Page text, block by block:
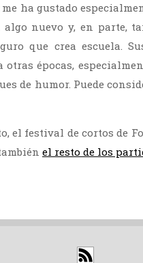
ha gustado
algo nuevo y, en parte,
que crea escuela.
épocas,
de humor. Puede
el festival de cortos de
el resto de los